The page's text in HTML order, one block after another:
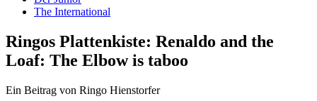
The International
Ringos Plattenkiste: Renaldo and the
Loaf: The Elbow is taboo
Ein Beitrag von Ringo Hienstorfer